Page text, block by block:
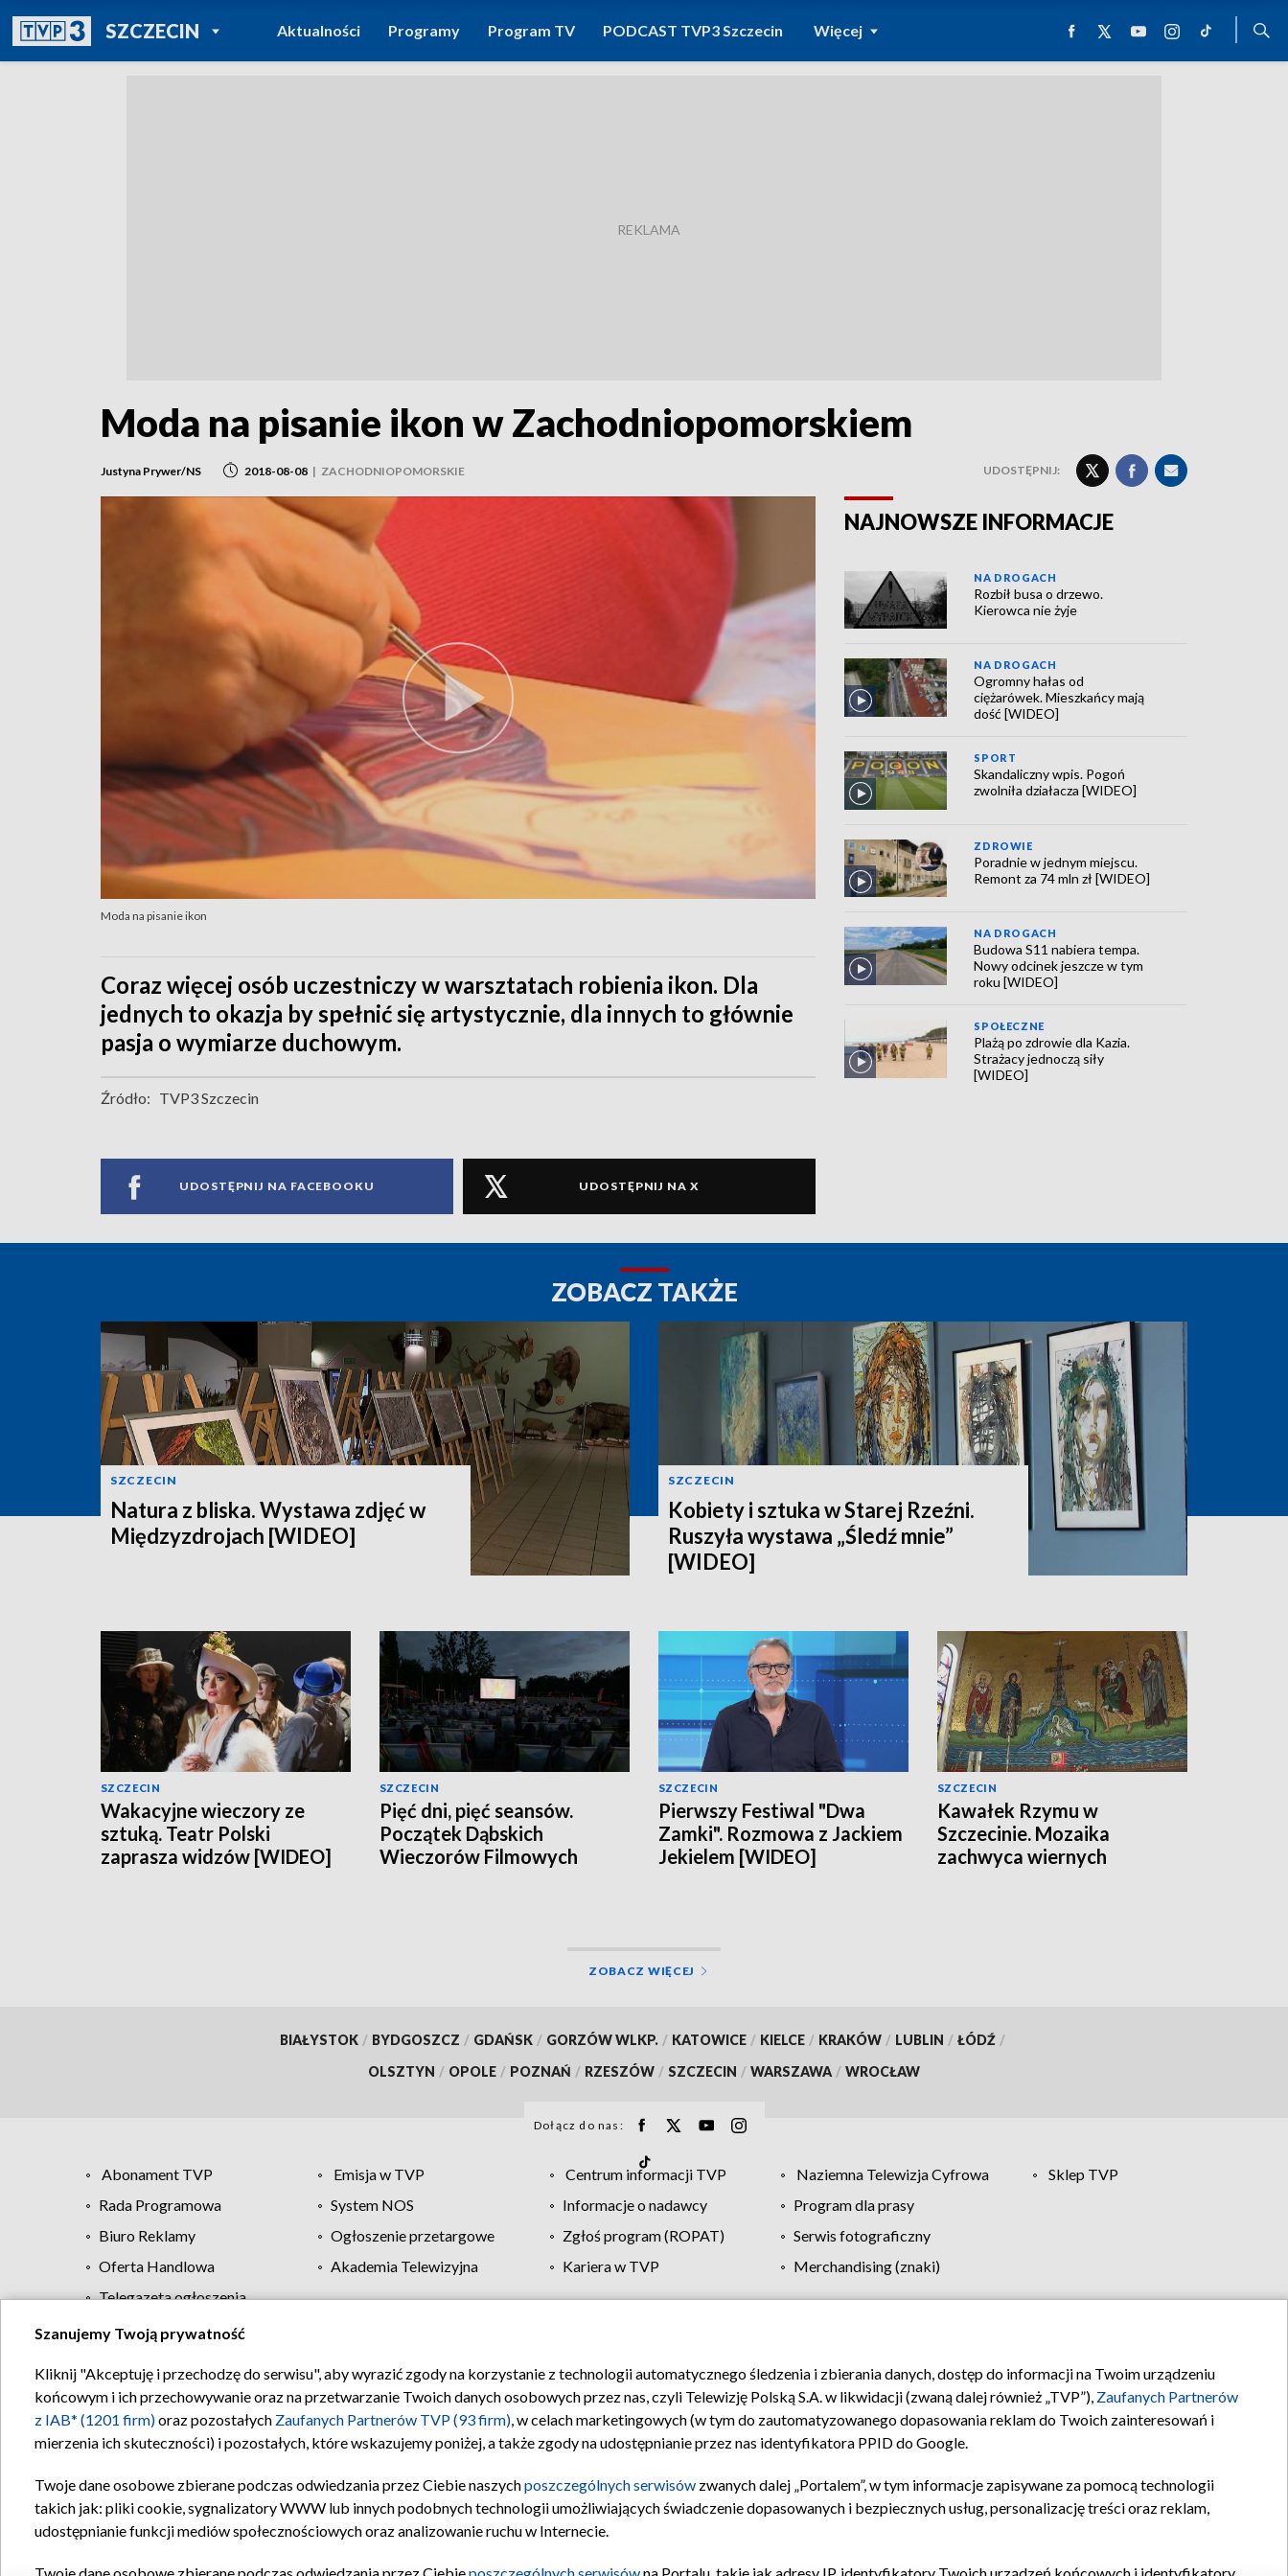
SZCZECINPOWRÓT DO
TVP REGIONY
Aktualności Programy Program TV PODCAST TVP3 Szczecin Więcej
Moda na pisanie ikon w Zachodniopomorskiem
Justyna Prywer/NS 2018-08-08 | ZACHODNIOPOMORSKIE UDOSTĘPNIJ:
Moda na pisanie ikon
Coraz więcej osób uczestniczy w warsztatach robienia ikon. Dla
jednych to okazja by spełnić się artystycznie, dla innych to głównie
pasja o wymiarze duchowym.
Źródło: TVP3 Szczecin
UDOSTĘPNIJ NA FACEBOOKU UDOSTĘPNIJ NA X
NAJNOWSZE INFORMACJE
NA DROGACH
Rozbił busa o drzewo.
Kierowca nie żyje
NA DROGACH
Ogromny hałas od
ciężarówek. Mieszkańcy mają
dość [WIDEO]
SPORT
Skandaliczny wpis. Pogoń
zwolniła działacza [WIDEO]
ZDROWIE
Poradnie w jednym miejscu.
Remont za 74 mln zł [WIDEO]
NA DROGACH
Budowa S11 nabiera tempa.
Nowy odcinek jeszcze w tym
roku [WIDEO]
SPOŁECZNE
Plażą po zdrowie dla Kazia.
Strażacy jednoczą siły
[WIDEO]
ZOBACZ TAKŻE
SZCZECIN
Natura z bliska. Wystawa zdjęć w
Międzyzdrojach [WIDEO]
SZCZECIN
Kobiety i sztuka w Starej Rzeźni.
Ruszyła wystawa „Śledź mnie”
[WIDEO]
SZCZECIN
Wakacyjne wieczory ze
sztuką. Teatr Polski
zaprasza widzów [WIDEO]
SZCZECIN
Pięć dni, pięć seansów.
Początek Dąbskich
Wieczorów Filmowych
SZCZECIN
Pierwszy Festiwal "Dwa
Zamki". Rozmowa z Jackiem
Jekielem [WIDEO]
SZCZECIN
Kawałek Rzymu w
Szczecinie. Mozaika
zachwyca wiernych
ZOBACZ WIĘCEJ
BIAŁYSTOK / BYDGOSZCZ / GDAŃSK / GORZÓW WLKP. / KATOWICE / KIELCE / KRAKÓW / LUBLIN / ŁÓDŹ /
OLSZTYN / OPOLE / POZNAŃ / RZESZÓW / SZCZECIN / WARSZAWA / WROCŁAW
Dołącz do nas:
Abonament TVP Emisja w TVP Centrum informacji TVP Naziemna Telewizja Cyfrowa
Sklep TVP
Rada Programowa
System NOS Informacje o nadawcy
Program dla prasy
Biuro Reklamy
Ogłoszenie przetargowe Zgłoś program (ROPAT)
Serwis fotograficzny
Oferta Handlowa
Akademia Telewizyjna Kariera w TVP
Merchandising (znaki)
Telegazeta ogłoszenia
Regulamin TVP Polityka prywatności Moje zgody Pomoc Biuro reklamy Kontakt
Szanujemy Twoją prywatność
Kliknij "Akceptuję i przechodzę do serwisu", aby wyrazić zgody na korzystanie z technologii automatycznego śledzenia i zbierania danych, dostęp do informacji na Twoim urządzeniu
końcowym i ich przechowywanie oraz na przetwarzanie Twoich danych osobowych przez nas, czyli Telewizję Polską S.A. w likwidacji (zwaną dalej również „TVP”), Zaufanych Partnerów
z IAB* (1201 firm)oraz pozostałych Zaufanych Partnerów TVP (93 firm), w celach marketingowych (w tym do zautomatyzowanego dopasowania reklam do Twoich zainteresowań i
mierzenia ich skuteczności) i pozostałych, które wskazujemy poniżej, a także zgody na udostępnianie przez nas identyfikatora PPID do Google.
Twoje dane osobowe zbierane podczas odwiedzania przez Ciebie naszychposzczególnych serwisów zwanych dalej „Portalem”, w tym informacje zapisywane za pomocą technologii
takich jak: pliki cookie, sygnalizatory WWW lub innych podobnych technologii umożliwiających świadczenie dopasowanych i bezpiecznych usług, personalizację treści oraz reklam,
udostępnianie funkcji mediów społecznościowych oraz analizowanie ruchu w Internecie.